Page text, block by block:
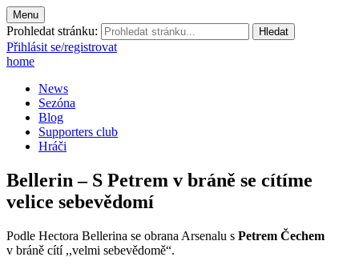
Menu
Prohledat stránku:
Přihlásit se/registrovat
home
News
Sezóna
Blog
Supporters club
Hráči
Bellerin – S Petrem v bráně se cítíme
velice sebevědomí
Podle Hectora Bellerina se obrana Arsenalu s Petrem Čechem
v bráně cítí ,,velmi sebevědomě“.